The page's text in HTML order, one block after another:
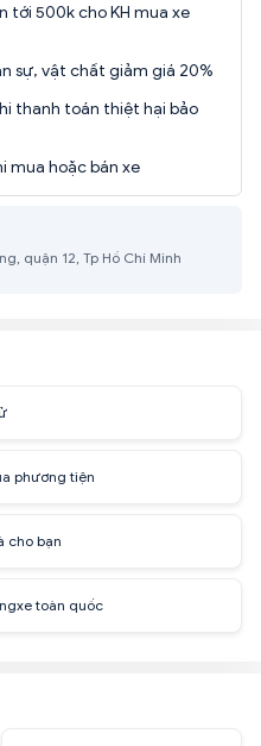
tới 500k cho KH mua xe
sự, vật chất giảm giá 20%
thanh toán thiệt hại bảo
mua hoặc bán xe
quận 12, Tp Hồ Chí Minh
phương tiện
cho bạn
toàn quốc